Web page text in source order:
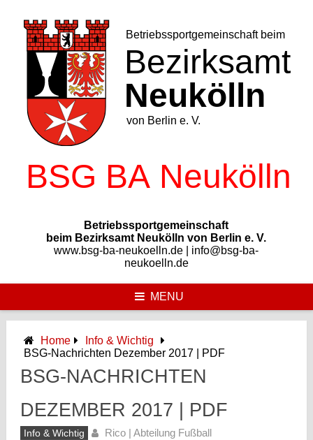
content
Betriebssportgemeinschaft
beim Bezirksamt Neukölln von Berlin e. V.
www.bsg-ba-neukoelln.de | info@bsg-ba-
neukoelln.de
MENU
Home
Info & Wichtig
BSG-Nachrichten Dezember 2017 | PDF
BSG-NACHRICHTEN
DEZEMBER 2017 | PDF
Info & Wichtig Rico | Abteilung Fußball